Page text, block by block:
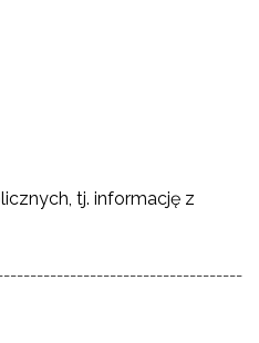
tj. informację z